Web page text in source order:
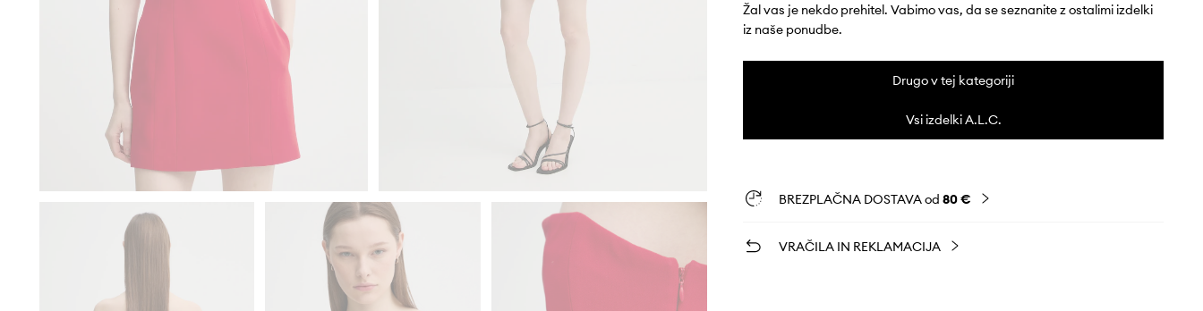
Žal vas je nekdo prehitel. Vabimo vas, da se seznanite z ostalimi izdelki
iz naše ponudbe.
Drugo v tej kategoriji
Vsi izdelki A.L.C.
BREZPLAČNA DOSTAVA od 80 €
VRAČILA IN REKLAMACIJA